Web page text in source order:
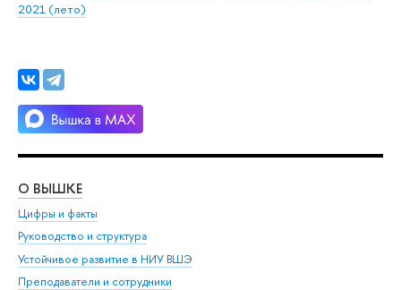
2021 (лето)
О ВЫШКЕ
Цифры и факты
Руководство и структура
Устойчивое развитие в НИУ ВШЭ
Преподаватели и сотрудники